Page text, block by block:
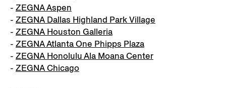
- ZEGNA Aspen
- ZEGNA Dallas Highland Park Village
- ZEGNA Houston Galleria
- ZEGNA Atlanta One Phipps Plaza
- ZEGNA Honolulu Ala Moana Center
- ZEGNA Chicago